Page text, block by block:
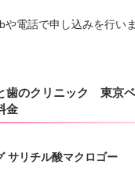
電話で申し込みを行いま
歯のクリニック 東京
金
サリチル酸マクロゴー